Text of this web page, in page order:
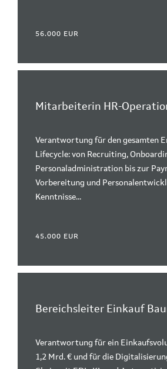
56.000 EUR
Mitarbeiterin HR-
Verantwortung für den gesamten
Lifecycle: von Recruiting,
Personaladministration bis zur
Vorbereitung und
Kenntnisse...
45.000 EUR
Bereichsleiter Einkauf
Verantwortung für ein
1,2 Mrd. € und für die